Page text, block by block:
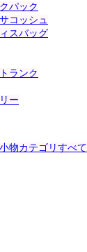
パック
コッシュ
スバッグ
ランク
ー
物カテゴリすべて